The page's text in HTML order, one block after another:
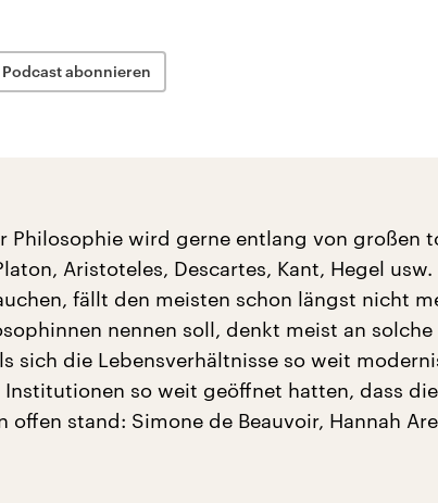
Podcast abonnieren
Philosophie wird gerne entlang von großen
Aristoteles, Descartes, Kant, Hegel usw.
fällt den meisten schon längst nicht
nennen soll, denkt meist an solche
sich die Lebensverhältnisse so weit
Institutionen so weit geöffnet hatten, dass die
offen stand: Simone de Beauvoir, Hannah